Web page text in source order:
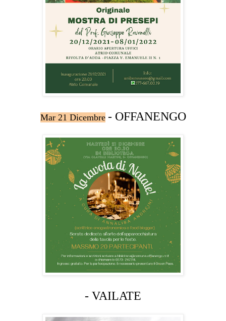
Mar 21 Dicembre - OFFANENGO
- VAILATE